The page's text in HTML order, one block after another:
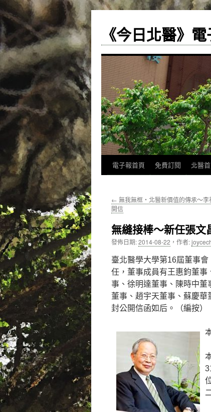
《今日北醫》
跳
主
內
容
電子報首頁 免費訂閱 北醫
← 無我無框‧北醫新價值的傳承～李
開信
無縫接棒～新任張文
發佈日期:2014-08-22 ， 作者:
臺北醫學大學第16屆董事
任，董事成員有王惠鈞董事
事、徐明達董事、陳時中董
董事、趙宇天董事、蘇慶
封公開信函如后。（編按）